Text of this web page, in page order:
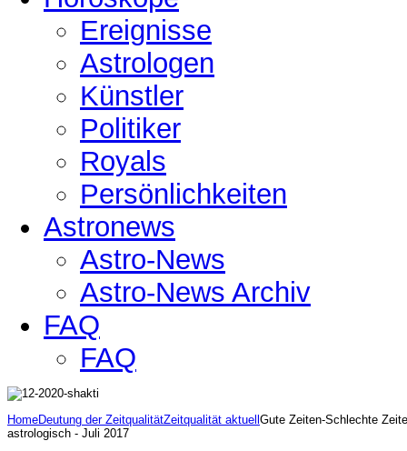
Ereignisse
Astrologen
Künstler
Politiker
Royals
Persönlichkeiten
Astronews
Astro-News
Astro-News Archiv
FAQ
FAQ
HomeDeutung der ZeitqualitätZeitqualität aktuellGute Zeiten-Schlechte
astrologisch - Juli 2017